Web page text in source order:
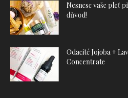
Nesnese vaše pleť
důvod!
Odacité Jojoba +
Concentrate